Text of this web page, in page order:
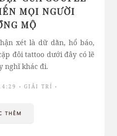
MỌI NGƯỜI
MỘ
xét là dữ dằn, hổ báo,
đôi tattoo dưới đây có lẽ
nghĩ khác đi.
GIẢI TRÍ
THÊM